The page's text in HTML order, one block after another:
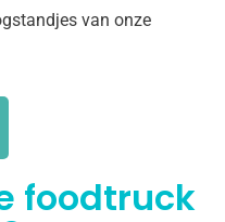
van onze
foodtruck